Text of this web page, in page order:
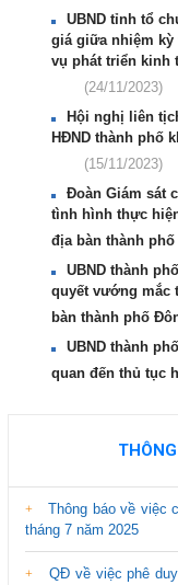
UBND tỉnh tổ
giá giữa nhiệm kỳ
vụ phát triển kinh
(24/11/2023)
Hội nghị liên
HĐND thành phố
(15/11/2023)
Đoàn Giám sát
tình hình thực
địa bàn thành phố
UBND thành
quyết vướng mắc
bàn thành phố
UBND thành
quan đến thủ tục
Thông báo về việc
tháng 7 năm 2025
QĐ về việc phê